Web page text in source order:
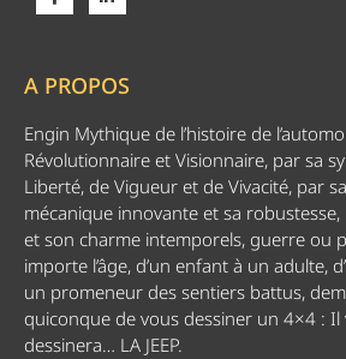
A PROPOS
Engin Mythique de l’histoire de
Révolutionnaire et Visionnaire, par sa
Liberté, de Vigueur et de Vivacité, par
mécanique innovante et sa
et son charme intemporels, guerre ou
importe l’âge, d’un enfant à un adulte,
un promeneur des sentiers battus,
quiconque de vous dessiner un 4×4 : Il
dessinera… LA JEEP.